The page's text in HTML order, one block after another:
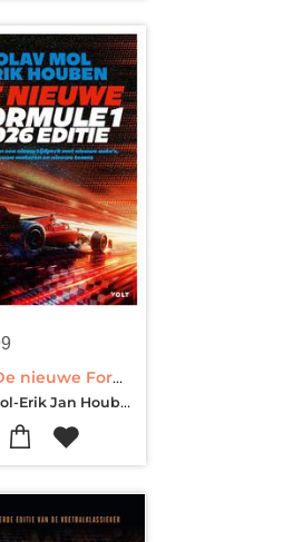
2026 De nieuwe Formule 1
Olav Mol-Erik Jan Houben